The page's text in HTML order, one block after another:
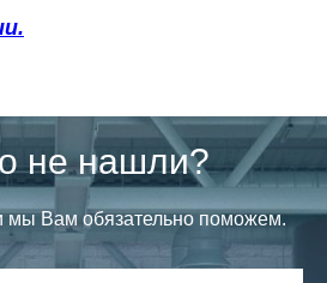
не нашли?
мы Вам обязательно поможем.